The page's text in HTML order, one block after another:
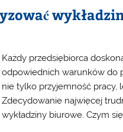
Każdy przedsiębiorca
odpowiednich warunków do
nie tylko przyjemność pracy,
Zdecydowanie najwięcej
wykładziny biurowe. Czym